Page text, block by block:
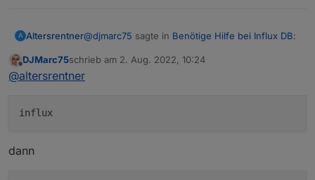
A Altersrentner@djmarc75 sagte in Benötige Hilfe bei Influx DB:
Offline
DJMarc75schrieb am 2. Aug. 2022, 10:24
zuletzt editiert von
@altersrentner
dann